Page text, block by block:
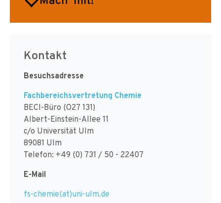
Kontakt
Besuchsadresse
Fachbereichsvertretung Chemie
BECI-Büro (O27 131)
Albert-Einstein-Allee 11
c/o Universität Ulm
89081 Ulm
Telefon: +49 (0) 731 / 50 - 22407
E-Mail
fs-chemie(at)uni-ulm.de